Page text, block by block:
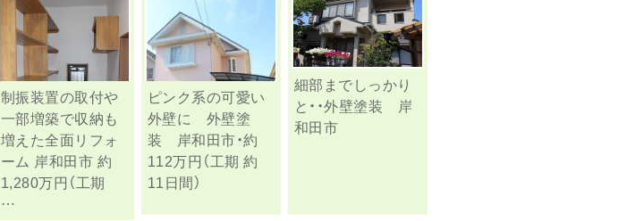
制振装置の取付や
一部増築で収納も
増えた全面リフォ
ーム 岸和田市 約
1,280万円（工期
…
ピンク系の可愛い
外壁に 外壁塗
装 岸和田市・約
112万円（工期 約
11日間）
細部までしっかり
と・・外壁塗装 岸
和田市